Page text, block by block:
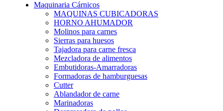
Maquinaria Cárnicos
MAQUINAS CUBICADORAS
HORNO AHUMADOR
Molinos para carnes
Sierras para huesos
Tajadora para carne fresca
Mezcladora de alimentos
Embutidoras-Amarradoras
Formadoras de hamburguesas
Cutter
Ablandador de carne
Marinadoras